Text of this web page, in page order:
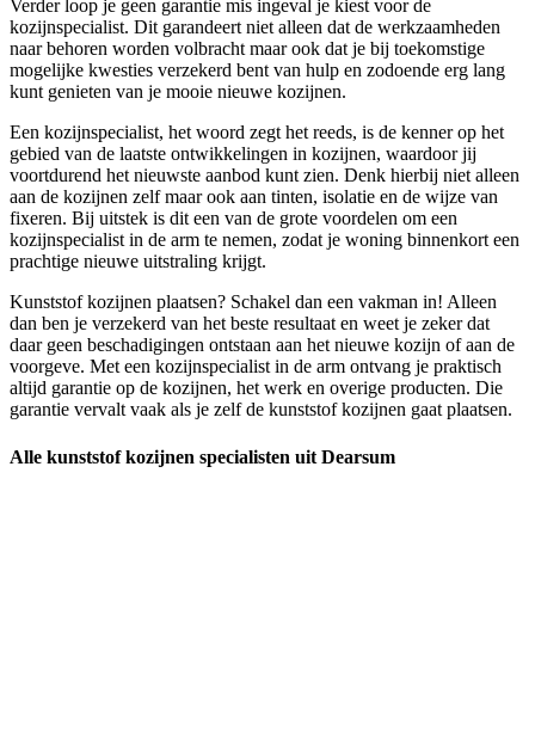
Verder loop je geen garantie mis ingeval je kiest voor de
kozijnspecialist. Dit garandeert niet alleen dat de werkzaamheden
naar behoren worden volbracht maar ook dat je bij toekomstige
mogelijke kwesties verzekerd bent van hulp en zodoende erg lang
kunt genieten van je mooie nieuwe kozijnen.
Een kozijnspecialist, het woord zegt het reeds, is de kenner op het
gebied van de laatste ontwikkelingen in kozijnen, waardoor jij
voortdurend het nieuwste aanbod kunt zien. Denk hierbij niet alleen
aan de kozijnen zelf maar ook aan tinten, isolatie en de wijze van
fixeren. Bij uitstek is dit een van de grote voordelen om een
kozijnspecialist in de arm te nemen, zodat je woning binnenkort een
prachtige nieuwe uitstraling krijgt.
Kunststof kozijnen plaatsen? Schakel dan een vakman in! Alleen
dan ben je verzekerd van het beste resultaat en weet je zeker dat
daar geen beschadigingen ontstaan aan het nieuwe kozijn of aan de
voorgeve. Met een kozijnspecialist in de arm ontvang je praktisch
altijd garantie op de kozijnen, het werk en overige producten. Die
garantie vervalt vaak als je zelf de kunststof kozijnen gaat plaatsen.
Alle kunststof kozijnen specialisten uit Dearsum